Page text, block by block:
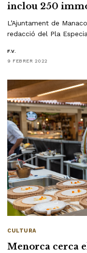
inclou 250
L’Ajuntament de
redacció del Pla
F.V.
9 FEBRER 2022
CULTURA
Menorca cerca